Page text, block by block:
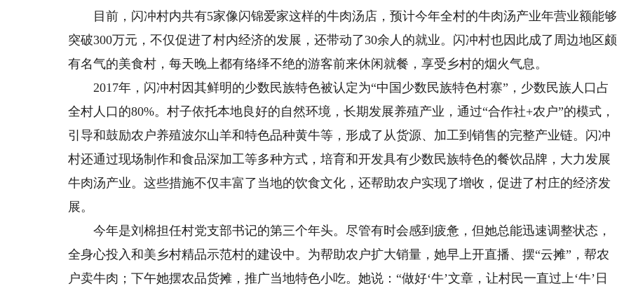
目前，闪冲村内共有5家像闪锦爱家这样的牛肉汤店，预计今年全村的牛肉汤产业年营业额能够
突破300万元，不仅促进了村内经济的发展，还带动了30余人的就业。闪冲村也因此成了周边地区颇
有名气的美食村，每天晚上都有络绎不绝的游客前来休闲就餐，享受乡村的烟火气息。
2017年，闪冲村因其鲜明的少数民族特色被认定为“中国少数民族特色村寨”，少数民族人口占
全村人口的80%。村子依托本地良好的自然环境，长期发展养殖产业，通过“合作社+农户”的模式，
引导和鼓励农户养殖波尔山羊和特色品种黄牛等，形成了从货源、加工到销售的完整产业链。闪冲
村还通过现场制作和食品深加工等多种方式，培育和开发具有少数民族特色的餐饮品牌，大力发展
牛肉汤产业。这些措施不仅丰富了当地的饮食文化，还帮助农户实现了增收，促进了村庄的经济发
展。
今年是刘棉担任村党支部书记的第三个年头。尽管有时会感到疲惫，但她总能迅速调整状态，
全身心投入和美乡村精品示范村的建设中。为帮助农户扩大销量，她早上开直播、摆“云摊”，帮农
户卖牛肉；下午她摆农品货摊，推广当地特色小吃。她说：“做好‘牛’文章，让村民一直过上‘牛’日